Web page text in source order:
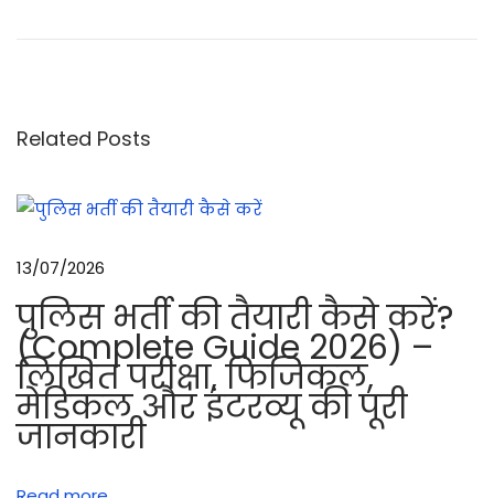
r
a
i
o
n
t
o
Related Posts
13/07/2026
पुलिस भर्ती की तैयारी कैसे करें?
(Complete Guide 2026) –
लिखित परीक्षा, फिजिकल,
मेडिकल और इंटरव्यू की पूरी
जानकारी